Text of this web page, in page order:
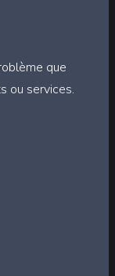
que
ou services.